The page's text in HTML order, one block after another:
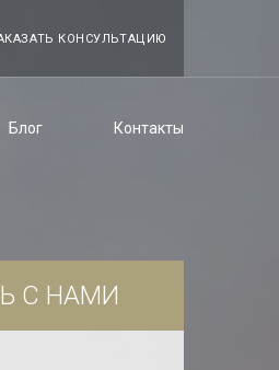
КОНСУЛЬТАЦИЮ
Блог Контакты
С НАМИ